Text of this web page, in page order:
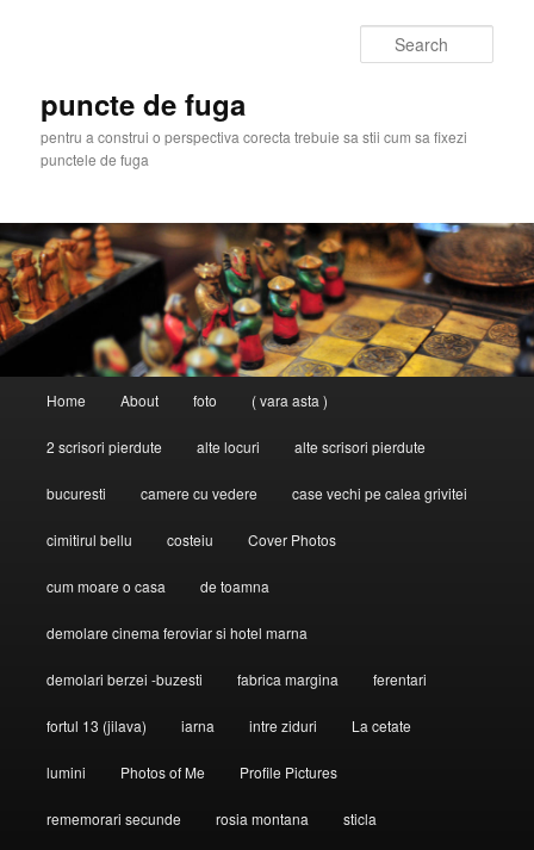
puncte de fuga
pentru a construi o perspectiva corecta trebuie sa stii cum sa fixezi
punctele de fuga
Home About foto ( vara asta )
2 scrisori pierdute alte locuri alte scrisori pierdute
bucuresti camere cu vedere case vechi pe calea grivitei
cimitirul bellu costeiu Cover Photos
cum moare o casa de toamna
demolare cinema feroviar si hotel marna
demolari berzei -buzesti fabrica margina ferentari
fortul 13 (jilava) iarna intre ziduri La cetate
lumini Photos of Me Profile Pictures
rememorari secunde rosia montana sticla